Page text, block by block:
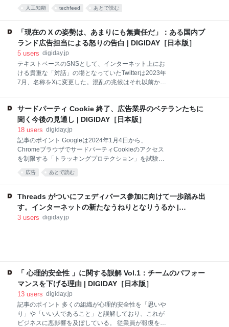
るオウンドメディア担当者も少なくないだろう。 そん
右肩上がりでPV数を伸
人工知能 techfeed あとで読む
「現在の X の姿勢は、あまりにも無責任だ」：ある国内ブ
ランド広告担当による怒りの告白 | DIGIDAY［日本版］
5 users digiday.jp
テキストベースのSNSとして、インターネット上にお
ける貴重な「対話」の場となっていたTwitterは2023年
7月、名称をXに変更した。混乱の兆候はそれ以前から
ターネット上における貴重な「対話」の場となってい
たTwitterは2023年7月、名称をXに変更した。混乱の兆
候はそれ以前から見えていたが、これ以降ユーザーと
広告主は本格的な大混乱に投げ込まれることになる。
イーロン・マスク氏によるTwitterの買収以降、広告主
はXにおけるブランドセーフティ対策の弱体化や誤情
心を抱き、このプラットフォームを信頼していいもの
的な発言を含むコメントに対する批判が高まり、
IBM、Apple、CNN、デ
サードパーティ Cookie 終了、広告業界のベテランたちに
聞く今後の見通し | DIGIDAY［日本版］
18 users digiday.jp
記事のポイント Googleは2024年1月4日から、
ChromeブラウザでサードパーティCookieのアクセス
を制限する「トラッキングプロテクション」を試験運
用開始。当初はChromeユーザーの1％に限定。 広告業
界はこの変化に対応するため、代替技術や戦略の模索
他の代替IDに関しては意見が分かれる状況。 変化への
対応が遅れたり、新技術の適用が難しい場合、広告業
界は効果的な広告ソリューションの提供に苦労する可
開始する。開始当初の適用対象は全世界のChromeユ
ーザーのわずか1％にすぎないが
広告 あとで読む
Threads がついにフェディバース参加に向けて一歩踏み出
す。インターネットの新たなうねりとなりうるか |
DIGIDAY［日本版］
3 users digiday.jp
「 心理的安全性 」に関する誤解 Vol.1：チームのパフォー
マンスを下げる理由 | DIGIDAY［日本版］
13 users digiday.jp
記事のポイント 多くの組織が心理的安全性を「思いや
り」や「いい人であること」と誤解しており、これが
ビジネスに悪影響を及ぼしている。 従業員が報復を恐